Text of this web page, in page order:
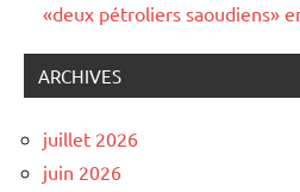
«deux pétroliers saoudiens»
ARCHIVES
juillet 2026
juin 2026